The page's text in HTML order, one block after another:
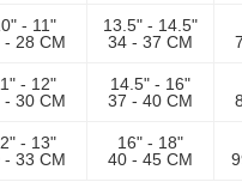
，將跳轉至「AFTEE先享後付」
完成結帳。
訊。
訊中的連結，可透過四大超商／
為交易完成。
但若您需要取消訂單，請聯絡
視為有效，需透過AFTEE先享
結帳頁面顯示為準，若有關於
費
- 11"
- 28 CM
13.5" - 14.5"
34 - 37 CM
- 12"
- 30 CM
14.5" - 16"
37 - 40 CM
- 13"
- 33 CM
16" - 18"
40 - 45 CM